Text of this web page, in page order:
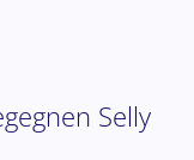
Selly